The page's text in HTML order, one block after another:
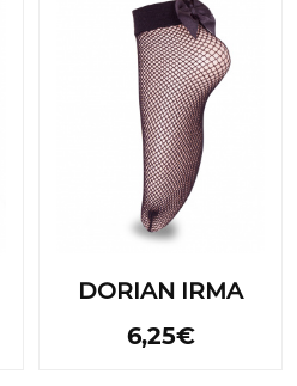
DORIAN IRMA
6,25€